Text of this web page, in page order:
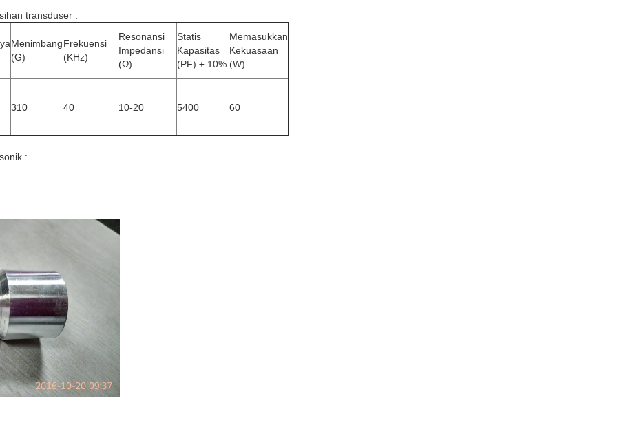
transduser :
Menimbang
(G)
Frekuensi
(KHz)
Resonansi
Impedansi
(Ω)
Statis
Kapasitas
(PF) ± 10%
Memasukkan
Kekuasaan
(W)
310 40 10-20 5400 60
: